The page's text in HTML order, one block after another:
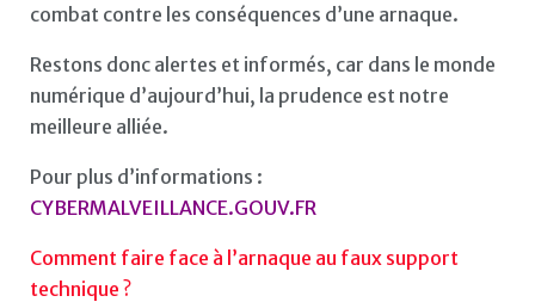
combat contre les conséquences d’une arnaque.
Restons donc alertes et informés, car dans le monde
numérique d’aujourd’hui, la prudence est notre
meilleure alliée.
Pour plus d’informations :
CYBERMALVEILLANCE.GOUV.FR
Comment faire face à l’arnaque au faux support
technique ?